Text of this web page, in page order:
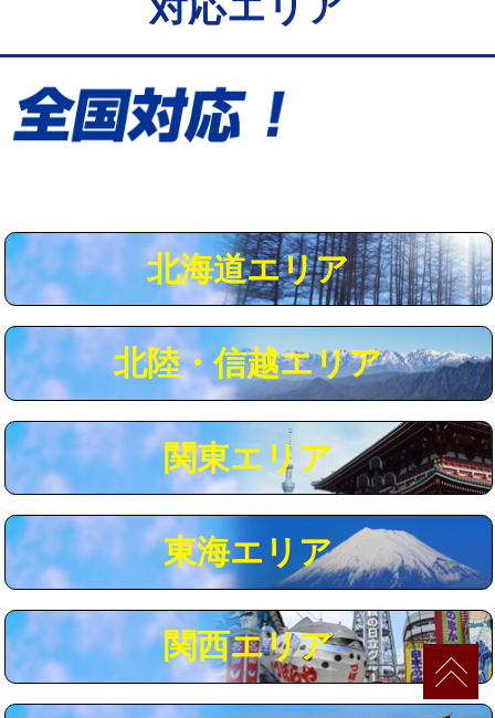
給水管工事※（保温材使用（バンド止
5,500円
給水管工事※（土の掘削・埋め戻し作
業)
用（追加）/3ｍ超え)
給水管工事※（ライニング鋼管・銅
44,000円
給水管工事※（ライニング鋼管・銅
管・ポリ管・HT管使用/3ｍ超え)
+8,800円
マス交換（土の掘削・埋め戻し作業） 11,000円~
マス交換（深さ50㎝未満） 55,000円
マス交換（深さ50㎝以上） 66,000円
コンクリート斫り（厚さ10㎝まで） 27,500円
コンクリート斫り（厚さ10㎝超え） 38,500円
モルタル補修（厚さ10㎝まで） 27,500円
北海道エリア
北陸・信越エリア
関東エリア
東海エリア
関西エリア